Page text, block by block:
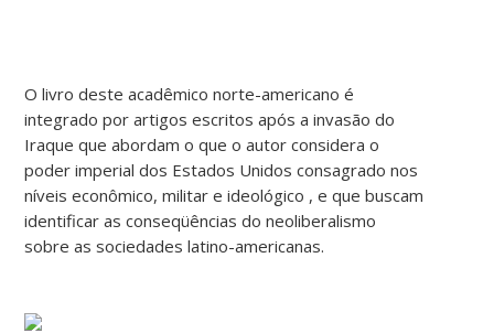
O livro deste acadêmico norte-americano é
integrado por artigos escritos após a invasão do
Iraque que abordam o que o autor considera o
poder imperial dos Estados Unidos consagrado nos
níveis econômico, militar e ideológico , e que buscam
identificar as conseqüências do neoliberalismo
sobre as sociedades latino-americanas.